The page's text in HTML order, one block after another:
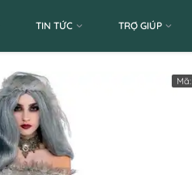
TIN TỨC TRỢ GIÚP
Mã: